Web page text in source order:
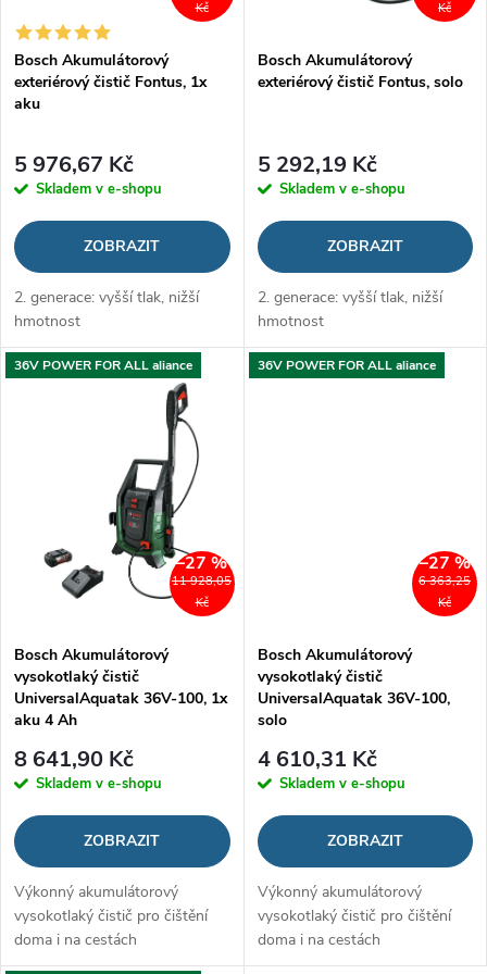
p
r
d
u
k
t
p
r
o
d
u
k
t
Kč
Bosch Akumulátorový
exteriérový čistič Fontus, 1x
aku
5 976,67 Kč
Skladem v e-shopu
ZOBRAZIT
2. generace: vyšší tlak, nižší
hmotnost
Kč
Bosch Akumulátorový
exteriérový čistič Fontus, solo
5 292,19 Kč
Skladem v e-shopu
ZOBRAZIT
2. generace: vyšší tlak, nižší
hmotnost
36V POWER FOR ALL aliance
11 928,05
Kč
–27 %
Bosch Akumulátorový
vysokotlaký čistič
UniversalAquatak 36V-100, 1x
aku 4 Ah
8 641,90 Kč
Skladem v e-shopu
ZOBRAZIT
Výkonný akumulátorový
vysokotlaký čistič pro čištění
doma i na cestách
36V POWER FOR ALL aliance
6 363,25
Kč
–27 %
Bosch Akumulátorový
vysokotlaký čistič
UniversalAquatak 36V-100,
solo
4 610,31 Kč
Skladem v e-shopu
ZOBRAZIT
Výkonný akumulátorový
vysokotlaký čistič pro čištění
doma i na cestách